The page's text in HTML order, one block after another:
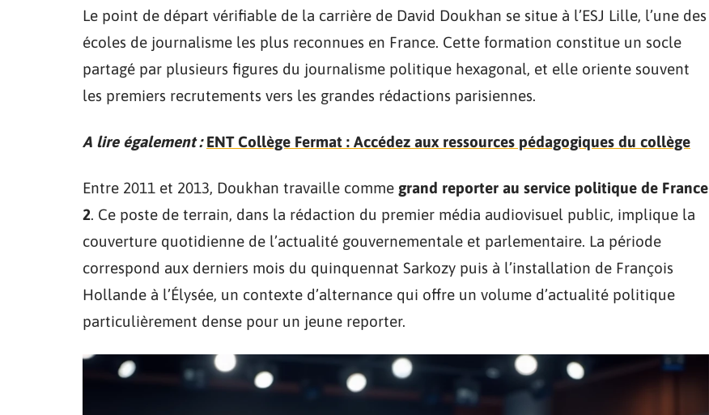
Le point de départ vérifiable de la carrière de David Doukhan se situe à l’ESJ Lille, l’une des
écoles de journalisme les plus reconnues en France. Cette formation constitue un socle
partagé par plusieurs figures du journalisme politique hexagonal, et elle oriente souvent
les premiers recrutements vers les grandes rédactions parisiennes.
A lire également : ENT Collège Fermat : Accédez aux ressources pédagogiques du collège
Entre 2011 et 2013, Doukhan travaille comme grand reporter au service politique de France
2. Ce poste de terrain, dans la rédaction du premier média audiovisuel public, implique la
couverture quotidienne de l’actualité gouvernementale et parlementaire. La période
correspond aux derniers mois du quinquennat Sarkozy puis à l’installation de François
Hollande à l’Élysée, un contexte d’alternance qui offre un volume d’actualité politique
particulièrement dense pour un jeune reporter.